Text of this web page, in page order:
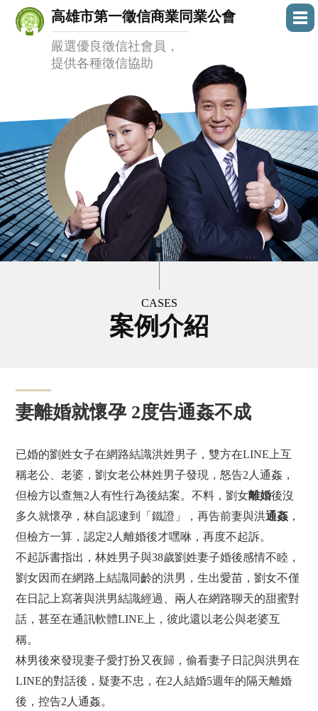
高雄市第一徵信商業同業公會
嚴選優良徵信社會員，
提供各種徵信協助
CASES
案例介紹
妻離婚就懷孕 2度告通姦不成
已婚的劉姓女子在網路結識洪姓男子，雙方在LINE上互
稱老公、老婆，劉女老公林姓男子發現，怒告2人通姦，
但檢方以查無2人有性行為後結案。不料，劉女離婚後沒
多久就懷孕，林自認逮到「鐵證」，再告前妻與洪通姦 ，
但檢方一算，認定2人離婚後才嘿咻，再度不起訴。
不起訴書指出，林姓男子與38歲劉姓妻子婚後感情不睦，
劉女因而在網路上結識同齡的洪男，生出愛苗，劉女不僅
在日記上寫著與洪男結識經過、兩人在網路聊天的甜蜜對
話，甚至在通訊軟體LINE上，彼此還以老公與老婆互
稱。
林男後來發現妻子愛打扮又夜歸，偷看妻子日記與洪男在
LINE的對話後，疑妻不忠，在2人結婚5週年的隔天離婚
後，控告2人通姦。